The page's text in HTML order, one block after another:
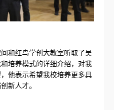
和红鸟学创大教室听取了吴
培养模式的详细介绍，对我
他表示希望我校培养更多具
新人才。